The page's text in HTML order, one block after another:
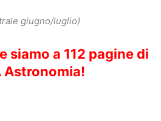
giugno/luglio)
siamo a 112 pagine di
Astronomia!